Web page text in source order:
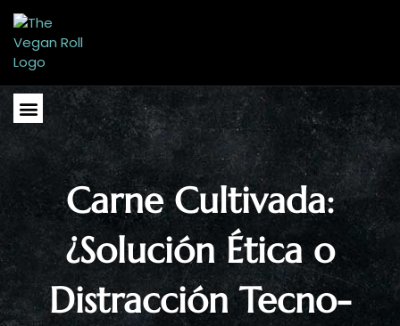
contenido
Menu
Carne Cultivada:
¿Solución Ética o
Distracción Tecno-